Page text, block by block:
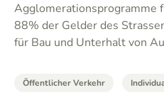
Agglomerationsprogramme
88% der Gelder des
für Bau und Unterhalt von
Öffentlicher Verkehr